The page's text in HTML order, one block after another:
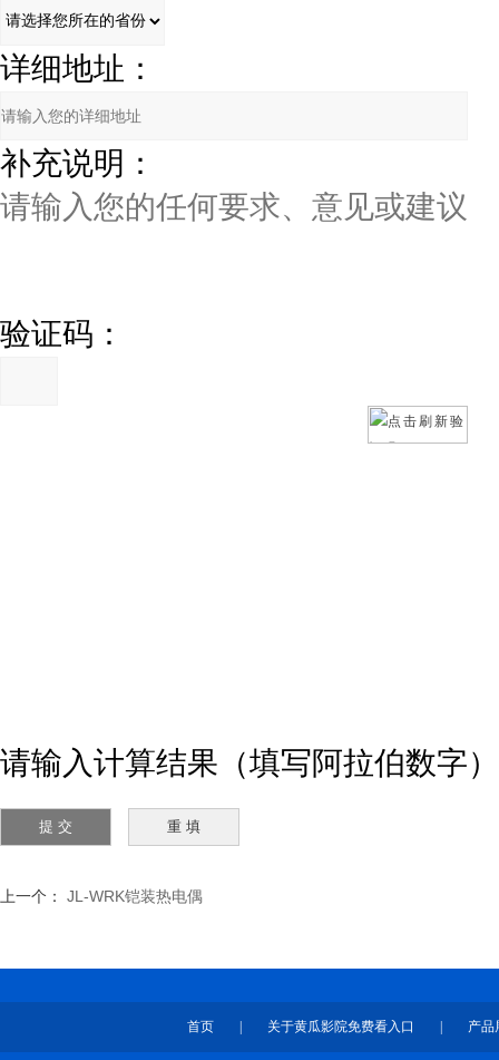
详细地址：
补充说明：
验证码：
请输入计算结果（填写阿拉伯数字
上一个： JL-WRK铠装热电偶
首页 关于黄瓜影院免费看入口 产品